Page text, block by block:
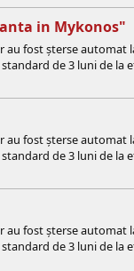
in Mykonos"
fost șterse
de 3 luni de
fost șterse
de 3 luni de
fost șterse
de 3 luni de